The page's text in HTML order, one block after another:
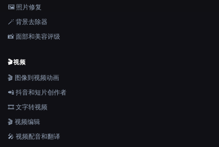
🖼️ 照片修复
🪄 背景去除器
📸 面部和美容评级
🎬视频
🎬 图像到视频动画
📲 抖音和短片创作者
🎞️ 文字转视频
🎬 视频编辑
🎤 视频配音和翻译